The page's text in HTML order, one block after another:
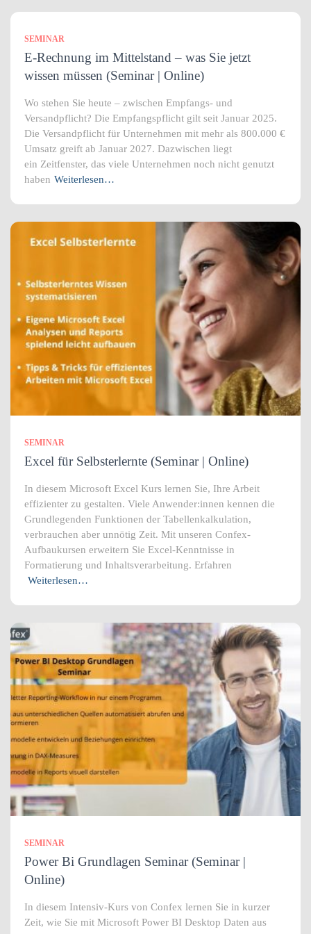
SEMINAR
E-Rechnung im Mittelstand – was Sie jetzt
wissen müssen (Seminar | Online)
Wo stehen Sie heute – zwischen Empfangs- und
Versandpflicht? Die Empfangspflicht gilt seit Januar 2025.
Die Versandpflicht für Unternehmen mit mehr als 800.000 €
Umsatz greift ab Januar 2027. Dazwischen liegt
ein Zeitfenster, das viele Unternehmen noch nicht genutzt
haben Weiterlesen…
SEMINAR
Excel für Selbsterlernte (Seminar | Online)
In diesem Microsoft Excel Kurs lernen Sie, Ihre Arbeit
effizienter zu gestalten. Viele Anwender:innen kennen die
Grundlegenden Funktionen der Tabellenkalkulation,
verbrauchen aber unnötig Zeit. Mit unseren Confex-
Aufbaukursen erweitern Sie Excel-Kenntnisse in
Formatierung und Inhaltsverarbeitung. Erfahren
Weiterlesen…
SEMINAR
Power Bi Grundlagen Seminar (Seminar |
Online)
In diesem Intensiv-Kurs von Confex lernen Sie in kurzer
Zeit, wie Sie mit Microsoft Power BI Desktop Daten aus